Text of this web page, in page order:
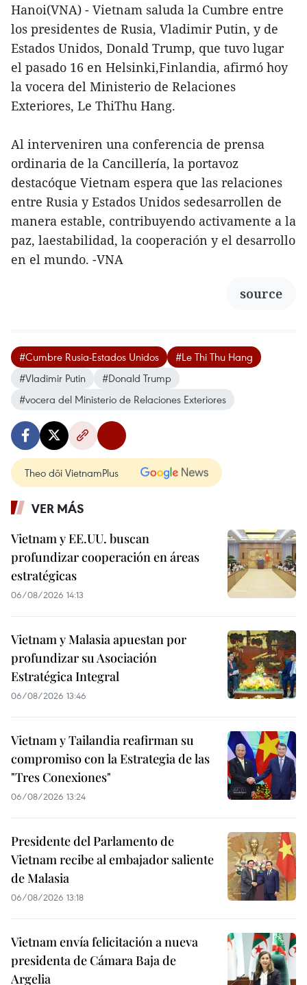
Hanoi(VNA) - Vietnam saluda la Cumbre entre
los presidentes de Rusia, Vladimir Putin, y de
Estados Unidos, Donald Trump, que tuvo lugar
el pasado 16 en Helsinki,Finlandia, afirmó hoy
la vocera del Ministerio de Relaciones
Exteriores, Le ThiThu Hang.
Al interveniren una conferencia de prensa
ordinaria de la Cancillería, la portavoz
destacóque Vietnam espera que las relaciones
entre Rusia y Estados Unidos sedesarrollen de
manera estable, contribuyendo activamente a la
paz, laestabilidad, la cooperación y el desarrollo
en el mundo. -VNA
source
#Cumbre Rusia-Estados Unidos
#Le Thi Thu Hang
#Vladimir Putin
#Donald Trump
#vocera del Ministerio de Relaciones Exteriores
Theo dõi VietnamPlus
VER MÁS
Vietnam y EE.UU. buscan
profundizar cooperación en áreas
estratégicas
06/08/2026 14:13
Vietnam y Malasia apuestan por
profundizar su Asociación
Estratégica Integral
06/08/2026 13:46
Vietnam y Tailandia reafirman su
compromiso con la Estrategia de las
"Tres Conexiones"
06/08/2026 13:24
Presidente del Parlamento de
Vietnam recibe al embajador saliente
de Malasia
06/08/2026 13:18
Vietnam envía felicitación a nueva
presidenta de Cámara Baja de
Argelia